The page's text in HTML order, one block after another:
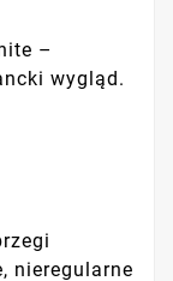
–
wygląd.
nieregularne